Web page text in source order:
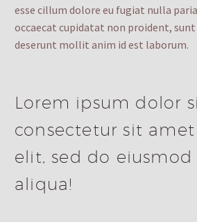
esse cillum dolore eu fugiat nulla
occaecat cupidatat non proident, sunt
deserunt mollit anim id est laborum.
Lorem ipsum dolor
consectetur sit
elit, sed do eiusmod
aliqua!